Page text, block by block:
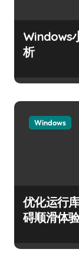
Windows
析
Windows
优化运行
碍顺滑体